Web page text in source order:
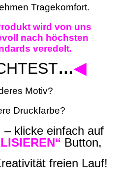
Tragekomfort.
wird von uns
nach höchsten
veredelt.
…◀
Motiv?
Druckfarbe?
klicke einfach auf
Button,
freien Lauf!